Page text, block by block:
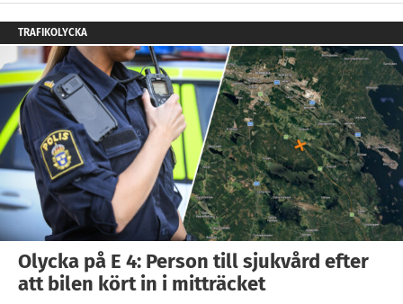
TRAFIKOLYCKA
Olycka på E 4: Person till sjukvård efter
att bilen kört in i mitträcket